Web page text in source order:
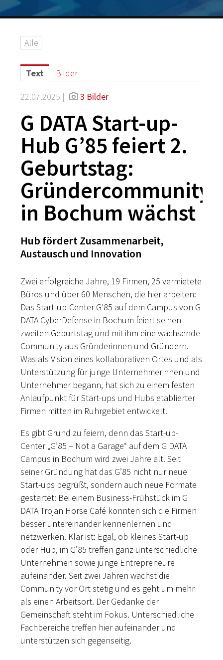
Logos
IT-Security
G DATA Campus
Kontakt
Alle
Text Bilder
22.07.2025 | 3 Bilder
G DATA Start-up-
Hub G’85 feiert 2.
Geburtstag:
Gründercommunity
in Bochum wächst
Hub fördert Zusammenarbeit,
Austausch und Innovation
Zwei erfolgreiche Jahre, 19 Firmen, 25 vermietete
Büros und über 60 Menschen, die hier arbeiten:
Das Start-up-Center G’85 auf dem Campus von G
DATA CyberDefense in Bochum feiert seinen
zweiten Geburtstag und mit ihm eine wachsende
Community aus Gründerinnen und Gründern.
Was als Vision eines kollaborativen Ortes und als
Unterstützung für junge Unternehmerinnen und
Unternehmer begann, hat sich zu einem festen
Anlaufpunkt für Start-ups und Hubs etablierter
Firmen mitten im Ruhrgebiet entwickelt.
Es gibt Grund zu feiern, denn das Start-up-
Center „G’85 – Not a Garage“ auf dem G DATA
Campus in Bochum wird zwei Jahre alt. Seit
seiner Gründung hat das G’85 nicht nur neue
Start-ups begrüßt, sondern auch neue Formate
gestartet: Bei einem Business-Frühstück im G
DATA Trojan Horse Café konnten sich die Firmen
besser untereinander kennenlernen und
netzwerken. Klar ist: Egal, ob kleines Start-up
oder Hub, im G’85 treffen ganz unterschiedliche
Unternehmen sowie junge Entrepreneure
aufeinander. Seit zwei Jahren wächst die
Community vor Ort stetig und es geht um mehr
als einen Arbeitsort. Der Gedanke der
Gemeinschaft steht im Fokus. Unterschiedliche
Fachbereiche treffen hier aufeinander und
unterstützen sich gegenseitig.